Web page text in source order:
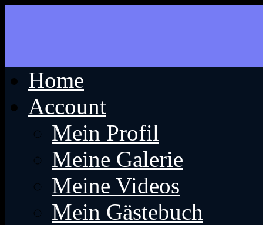
Home
Account
Mein Profil
Meine Galerie
Meine Videos
Mein Gästebuch